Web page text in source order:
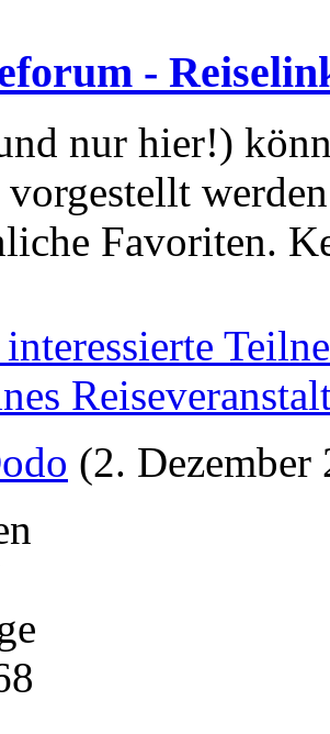
-
nur hier!)
vorgestellt
Favoriten.
interessierte
(2.